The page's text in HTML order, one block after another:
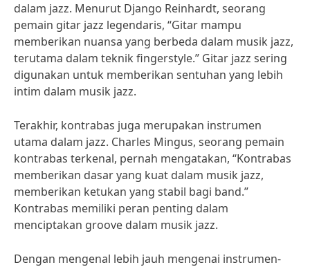
dalam jazz. Menurut Django Reinhardt, seorang
pemain gitar jazz legendaris, “Gitar mampu
memberikan nuansa yang berbeda dalam musik jazz,
terutama dalam teknik fingerstyle.” Gitar jazz sering
digunakan untuk memberikan sentuhan yang lebih
intim dalam musik jazz.
Terakhir, kontrabas juga merupakan instrumen
utama dalam jazz. Charles Mingus, seorang pemain
kontrabas terkenal, pernah mengatakan, “Kontrabas
memberikan dasar yang kuat dalam musik jazz,
memberikan ketukan yang stabil bagi band.”
Kontrabas memiliki peran penting dalam
menciptakan groove dalam musik jazz.
Dengan mengenal lebih jauh mengenai instrumen-